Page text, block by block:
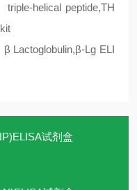
helical peptide,TH
β Lactoglobulin,β-Lg ELI
试剂盒